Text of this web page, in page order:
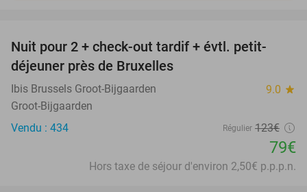
36%
Nuit pour 2 + check-out tardif + évtl. petit-
déjeuner près de Bruxelles
Ibis Brussels Groot-Bijgaarden 9.0 star
Groot-Bijgaarden
Vendu : 434
Régulier 123€
79€
Hors taxe de séjour d'environ 2,50€ p.p.p.n.